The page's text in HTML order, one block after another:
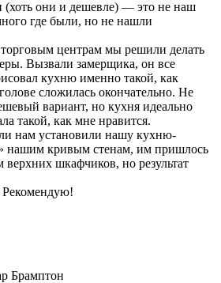
(хоть они и дешевле) — это не наш
где были, но не нашли
центрам мы решили делать
Вызвали замерщика, он все
кухню именно такой, как
сложилась окончательно. Не
вариант, но кухня идеально
такой, как мне нравится.
нам установили нашу кухню-
нашим кривым стенам, им пришлось
шкафчиков, но результат
Рекомендую!
Брамптон